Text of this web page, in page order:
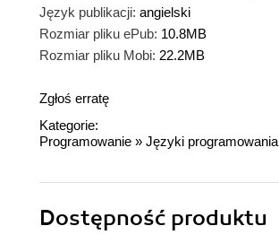
Język publikacji: angielski
Rozmiar pliku ePub: 10.8MB
Rozmiar pliku Mobi: 22.2MB
Zgłoś erratę
Kategorie:
Programowanie » Języki programowania
Dostępność produktu